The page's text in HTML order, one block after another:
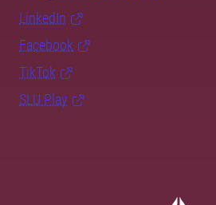
LinkedIn
Facebook
TikTok
SLU Play